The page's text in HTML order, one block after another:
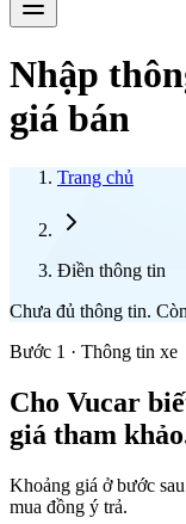
Nhập
giá bán
Trang chủ
Điền thông tin
Chưa đủ thông tin. Còn
Bước 1 · Thông tin xe
Cho Vucar
giá tham
Khoảng giá ở bước
mua đồng ý trả.